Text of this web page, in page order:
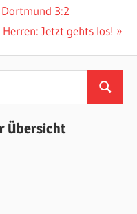
3:2
Herren: Jetzt gehts los!
Suchen
Übersicht